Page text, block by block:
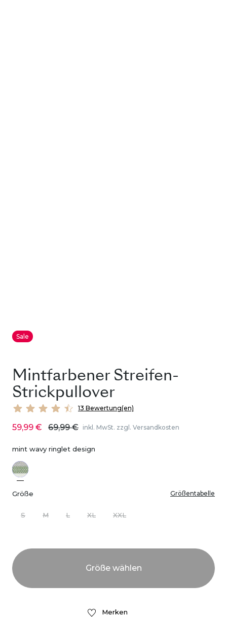
Sale
Mintfarbener Streifen-
Strickpullover
13 Bewertung(en)
59,99 € 69,99 € inkl. MwSt. zzgl. Versandkosten
mint wavy ringlet design
Größe Größentabelle
S M L XL XXL
Merken